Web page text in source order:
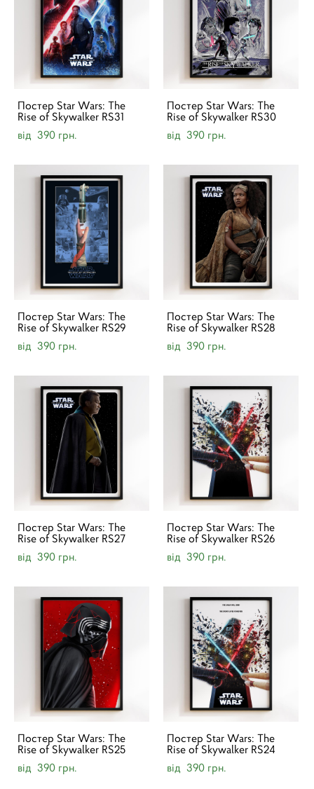
Постер Star Wars: The
Rise of Skywalker RS31
від 390 грн.
Постер Star Wars: The
Rise of Skywalker RS30
від 390 грн.
Постер Star Wars: The
Rise of Skywalker RS29
від 390 грн.
Постер Star Wars: The
Rise of Skywalker RS28
від 390 грн.
Постер Star Wars: The
Rise of Skywalker RS27
від 390 грн.
Постер Star Wars: The
Rise of Skywalker RS26
від 390 грн.
Постер Star Wars: The
Rise of Skywalker RS25
від 390 грн.
Постер Star Wars: The
Rise of Skywalker RS24
від 390 грн.